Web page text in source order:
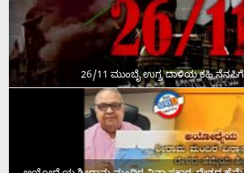
26/11 ಮುಂಬೈ ಉಗ್ರ ದಾಳಿಯ ಕಹಿ